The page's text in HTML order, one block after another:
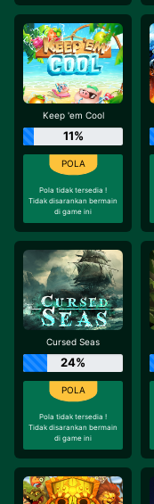
Keep 'em Cool
11%
Pola tidak tersedia !
Tidak disarankan bermain
di game ini
Cursed Seas
24%
Pola tidak tersedia !
Tidak disarankan bermain
di game ini